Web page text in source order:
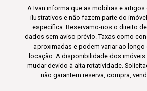
A Ivan informa que as mobílias e
ilustrativos e não fazem parte do
específica. Reservamo-nos o direito
dados sem aviso prévio. Taxas como
aproximadas e podem variar ao
locação. A disponibilidade dos
mudar devido à alta rotatividade.
não garantem reserva, compra,